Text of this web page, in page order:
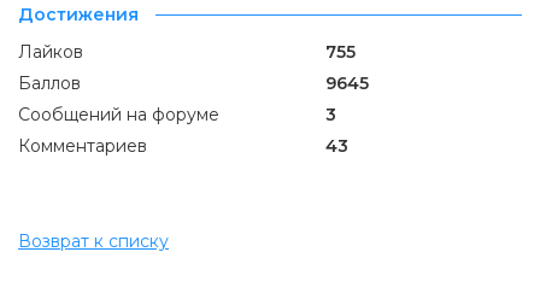
Достижения
Лайков
755
Баллов
9645
Сообщений на форуме
3
Комментариев
43
Возврат к списку